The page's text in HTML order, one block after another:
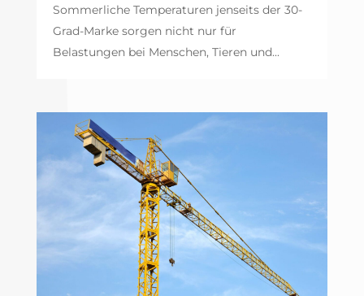
Sommerliche Temperaturen jenseits der 30-
Grad-Marke sorgen nicht nur für
Belastungen bei Menschen, Tieren und...